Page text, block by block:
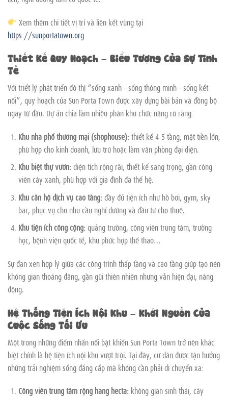
Xem thêm chi tiết vị trí và liên kết vùng tại
https://sunportatown.org
Thiết Kế Quy Hoạch – Biểu Tượng Của Sự Tinh
Tế
Với triết lý phát triển đô thị “sống xanh – sống thông minh – sống kết
nối”, quy hoạch của Sun Porta Town được xây dựng bài bản và đồng bộ
ngay từ đầu. Dự án chia làm nhiều phân khu chức năng rõ ràng:
Khu nhà phố thương mại (shophouse):thiết kế 4–5 tầng, mặt tiền lớn,
phù hợp cho kinh doanh, lưu trú hoặc làm văn phòng đại diện.
Khu biệt thự vườn:diện tích rộng rãi, thiết kế sang trọng, gần công
viên cây xanh, phù hợp với gia đình đa thế hệ.
Khu căn hộ dịch vụ cao tầng:đầy đủ tiện ích như hồ bơi, gym, sky
bar, phục vụ cho nhu cầu nghỉ dưỡng và đầu tư cho thuê.
Khu tiện ích công cộng:quảng trường, công viên trung tâm, trường
học, bệnh viện quốc tế, khu phức hợp thể thao…
Sự đan xen hợp lý giữa các công trình thấp tầng và cao tầng giúp tạo nên
không gian thoáng đãng, gần gũi thiên nhiên nhưng vẫn hiện đại, năng
động.
Hệ Thống Tiện Ích Nội Khu – Khởi Nguồn Của
Cuộc Sống Tối Ưu
Một trong những điểm nhấn nổi bật khiến Sun Porta Town trở nên khác
biệt chính là hệ tiện ích nội khu vượt trội. Tại đây, cư dân được tận hưởng
những trải nghiệm sống đẳng cấp mà không cần phải di chuyển xa:
Công viên trung tâm rộng hàng hecta:không gian sinh thái, cây